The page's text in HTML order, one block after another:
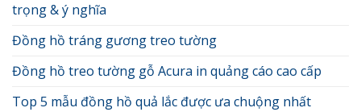
trọng & ý nghĩa
Đồng hồ tráng gương treo tường
Đồng hồ treo tường gỗ Acura in quảng cáo cao cấp
Top 5 mẫu đồng hồ quả lắc được ưa chuộng nhất